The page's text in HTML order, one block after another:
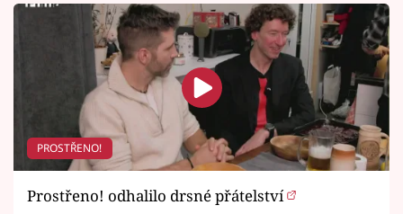
PROSTŘENO!
Prostřeno! odhalilo drsné přátelství